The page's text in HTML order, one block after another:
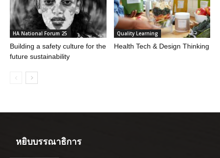
HA National Forum 25
Building a safety culture for the
future sustainability
Quality Learning
Health Tech & Design Thinking
หยิบบรรณาธิการ